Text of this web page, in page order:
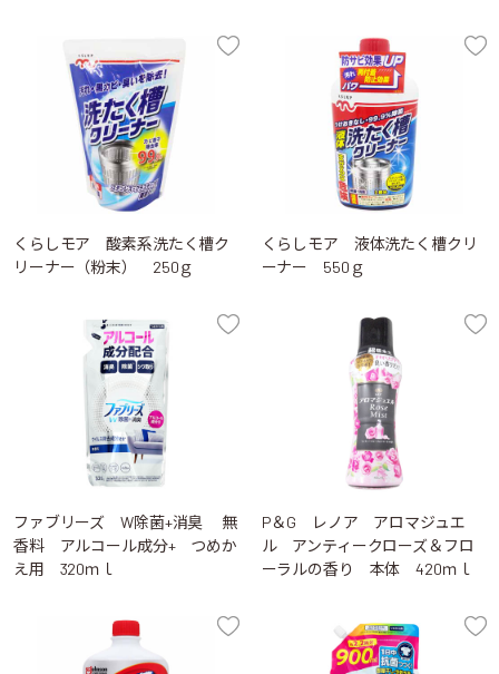
くらしモア 酸素系洗たく槽ク
リーナー（粉末） 250ｇ
くらしモア 液体洗たく槽クリ
ーナー 550ｇ
ファブリーズ W除菌+消臭 無
香料 アルコール成分+ つめか
え用 320ｍｌ
P＆G レノア アロマジュエ
ル アンティークローズ＆フロ
ーラルの香り 本体 420ｍｌ